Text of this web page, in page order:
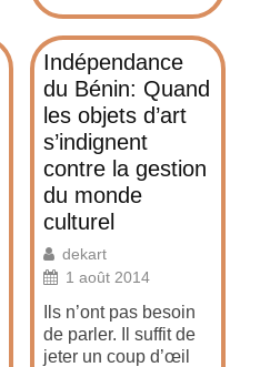
Indépendance
du Bénin: Quand
les objets d’art
s’indignent
contre la gestion
du monde
culturel
dekart
1 août 2014
Ils n’ont pas besoin
de parler. Il suffit de
jeter un coup d’œil